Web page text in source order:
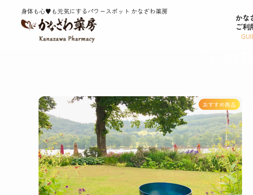
身体も心♥️も元気にするパワースポット かなざわ薬房
かな
ご利
ホーム 「」で検索した結果
おすすめ商品